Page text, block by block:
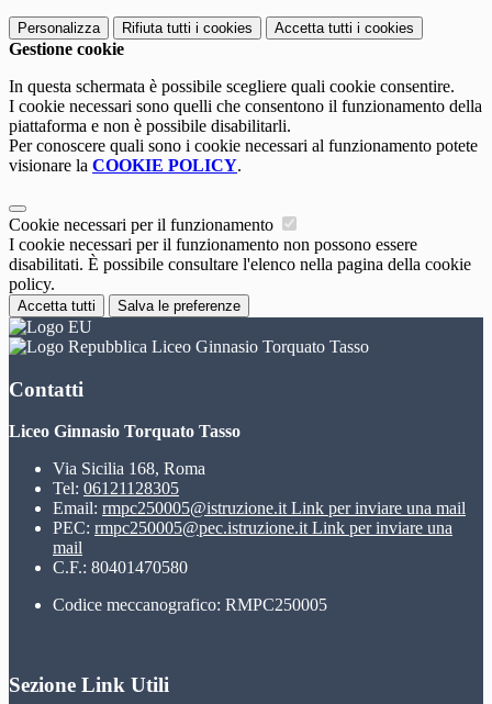
Personalizza Rifiuta tutti i cookies Accetta tutti i cookies
Gestione cookie
In questa schermata è possibile scegliere quali cookie consentire.
I cookie necessari sono quelli che consentono il funzionamento della
piattaforma e non è possibile disabilitarli.
Per conoscere quali sono i cookie necessari al funzionamento potete
visionare la COOKIE POLICY.
Cookie necessari per il funzionamento
I cookie necessari per il funzionamento non possono essere
disabilitati. È possibile consultare l'elenco nella pagina della cookie
policy.
Accetta tutti Salva le preferenze
Liceo Ginnasio Torquato Tasso
Contatti
Liceo Ginnasio Torquato Tasso
Via Sicilia 168, Roma
Tel: 06121128305
Email: rmpc250005@istruzione.itLink per inviare una mail
PEC: rmpc250005@pec.istruzione.itLink per inviare una
mail
C.F.: 80401470580
Codice meccanografico: RMPC250005
Sezione Link Utili